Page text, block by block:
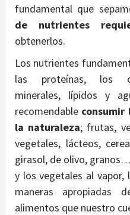
fundamental que
de nutrientes
obtenerlos.
Los nutrientes
las proteínas, los
minerales, lípidos y
recomendable consumir
la naturaleza; frutas,
vegetales, lácteos,
girasol, de olivo,
y los vegetales al vapor,
maneras apropiadas
alimentos que nuestro